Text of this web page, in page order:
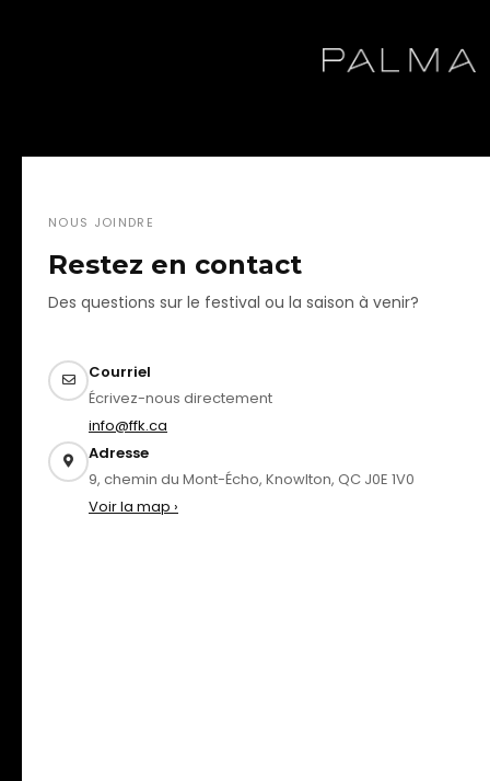
NOUS JOINDRE
Restez en contact
Des questions sur le festival ou la saison à venir?
Courriel
Écrivez-nous directement
info@ffk.ca
Adresse
9, chemin du Mont-Écho, Knowlton, QC J0E 1V0
Voir la map ›